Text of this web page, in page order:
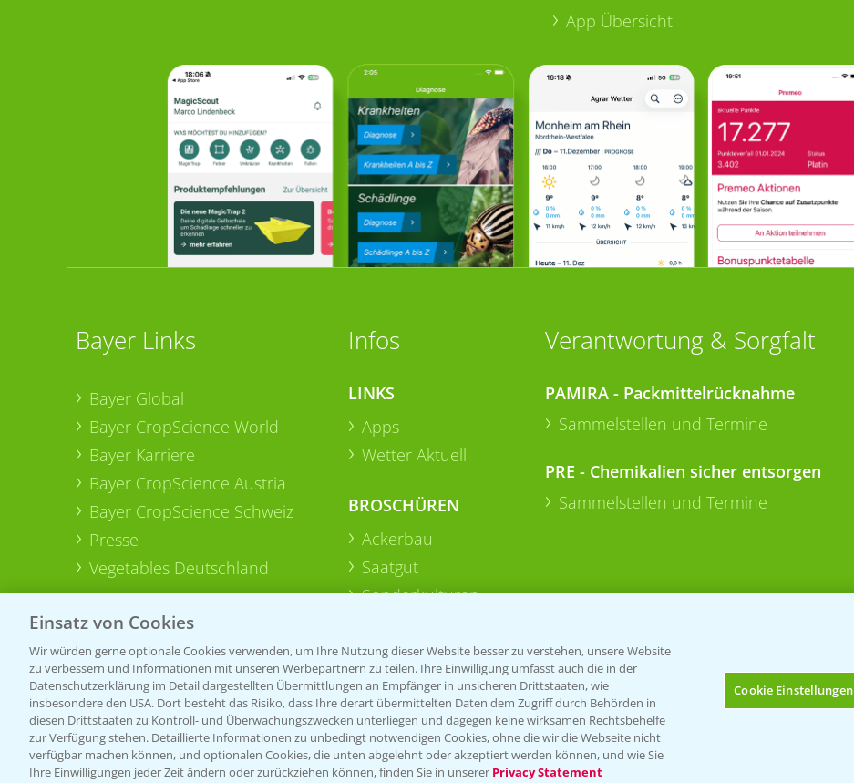
Bis zu 4 Produkte vergleichen:
App Übersicht
Bayer Links
Bayer Global
Bayer CropScience World
Bayer Karriere
Bayer CropScience Austria
Bayer CropScience Schweiz
Presse
Vegetables Deutschland
Infos
LINKS
Apps
Wetter Aktuell
BROSCHÜREN
Ackerbau
Saatgut
Sonderkulturen
Verantwortung & Sorgfalt
PAMIRA - Packmittelrücknahme
Sammelstellen und Termine
PRE - Chemikalien sicher entsorgen
Sammelstellen und Termine
Folgen Sie uns
Einsatz von Cookies
Wir würden gerne optionale Cookies verwenden, um Ihre Nutzung dieser Website besser zu verstehen, unsere Website
zu verbessern und Informationen mit unseren Werbepartnern zu teilen. Ihre Einwilligung umfasst auch die in der
Datenschutzerklärung im Detail dargestellten Übermittlungen an Empfänger in unsicheren Drittstaaten, wie
insbesondere den USA. Dort besteht das Risiko, dass Ihre derart übermittelten Daten dem Zugriff durch Behörden in
diesen Drittstaaten zu Kontroll- und Überwachungszwecken unterliegen und dagegen keine wirksamen Rechtsbehelfe
zur Verfügung stehen. Detaillierte Informationen zu unbedingt notwendigen Cookies, ohne die wir die Webseite nicht
verfügbar machen können, und optionalen Cookies, die unten abgelehnt oder akzeptiert werden können, und wie Sie
Ihre Einwilligungen jeder Zeit ändern oder zurückziehen können, finden Sie in unserer Privacy Statement
Cookie Einstellungen